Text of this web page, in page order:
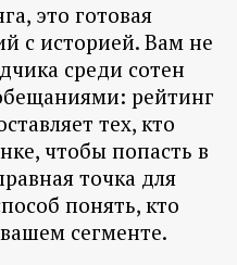
это готовая
с историей. Вам не
среди сотен
рейтинг
тех, кто
чтобы попасть в
точка для
понять, кто
сегменте.